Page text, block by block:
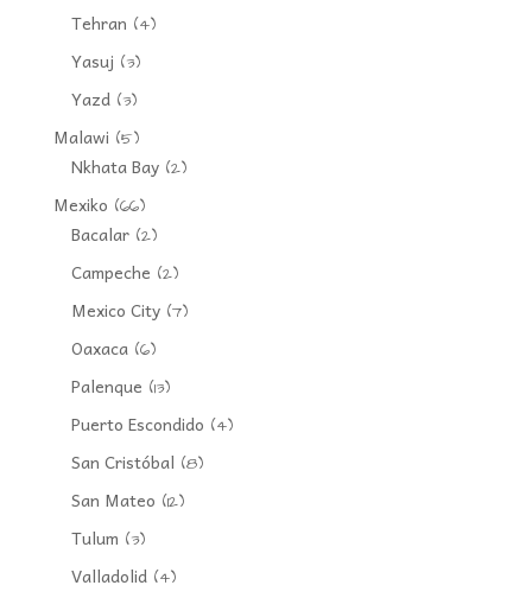
Tehran (4)
Yasuj (3)
Yazd(3)
Malawi (5)
Nkhata Bay(2)
Mexiko (66)
Bacalar(2)
Campeche (2)
Mexico City(7)
Oaxaca(6)
Palenque (13)
Puerto Escondido (4)
San Cristóbal (8)
San Mateo (12)
Tulum (3)
Valladolid(4)